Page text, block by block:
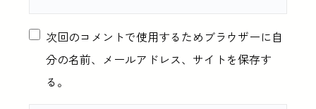
次回のコメントで使用するためブラウザーに自
分の名前、メールアドレス、サイトを保存す
る。